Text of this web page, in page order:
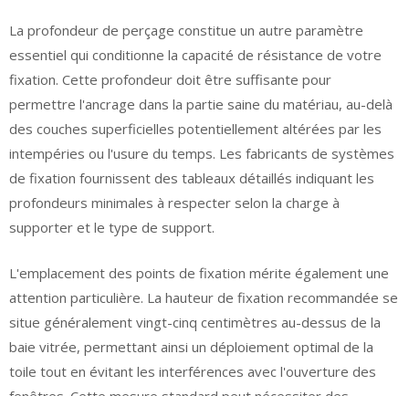
La profondeur de perçage constitue un autre paramètre
essentiel qui conditionne la capacité de résistance de votre
fixation. Cette profondeur doit être suffisante pour
permettre l'ancrage dans la partie saine du matériau, au-delà
des couches superficielles potentiellement altérées par les
intempéries ou l'usure du temps. Les fabricants de systèmes
de fixation fournissent des tableaux détaillés indiquant les
profondeurs minimales à respecter selon la charge à
supporter et le type de support.
L'emplacement des points de fixation mérite également une
attention particulière. La hauteur de fixation recommandée se
situe généralement vingt-cinq centimètres au-dessus de la
baie vitrée, permettant ainsi un déploiement optimal de la
toile tout en évitant les interférences avec l'ouverture des